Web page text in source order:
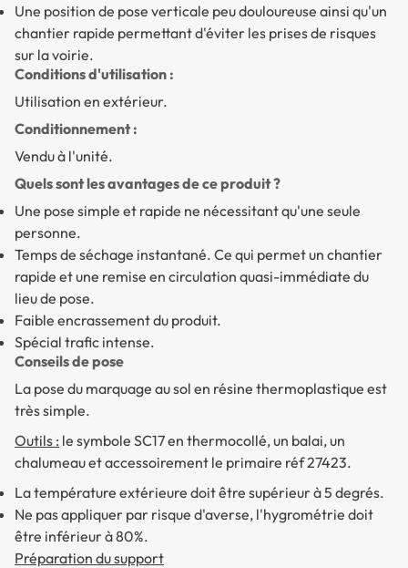
Une position de pose verticale peu douloureuse ainsi qu'un
chantier rapide permettant d'éviter les prises de risques
sur la voirie.
Conditions d'utilisation :
Utilisation en extérieur.
Conditionnement :
Vendu à l'unité.
Quels sont les avantages de ce produit ?
Une pose simple et rapide ne nécessitant qu'une seule
personne.
Temps de séchage instantané. Ce qui permet un chantier
rapide et une remise en circulation quasi-immédiate du
lieu de pose.
Faible encrassement du produit.
Spécial trafic intense.
Conseils de pose
La pose du marquage au sol en résine thermoplastique est
très simple.
Outils : le symbole SC17 en thermocollé, un balai, un
chalumeau et accessoirement le primaire réf 27423.
La température extérieure doit être supérieur à 5 degrés.
Ne pas appliquer par risque d'averse, l'hygrométrie doit
être inférieur à 80%.
Préparation du support